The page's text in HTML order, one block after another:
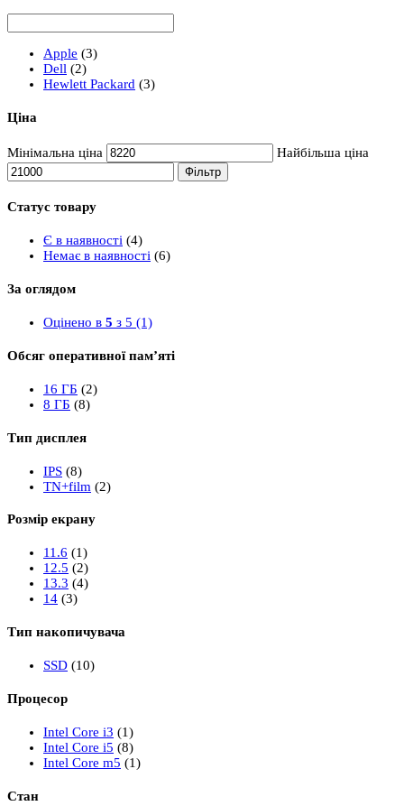
Apple (3)
Dell (2)
Hewlett Packard (3)
Ціна
Мінімальна ціна Найбільша ціна
Фільтр
Статус товару
Є в наявності (4)
Немає в наявності (6)
За оглядом
Оцінено в 5 з 5 (1)
Обсяг оперативної пам’яті
16 ГБ (2)
8 ГБ (8)
Тип дисплея
IPS (8)
TN+film (2)
Розмір екрану
11.6 (1)
12.5 (2)
13.3 (4)
14 (3)
Тип накопичувача
SSD (10)
Процесор
Intel Core i3 (1)
Intel Core i5 (8)
Intel Core m5 (1)
Стан